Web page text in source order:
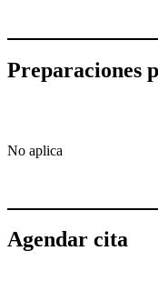
Preparaciones
No aplica
Agendar cita